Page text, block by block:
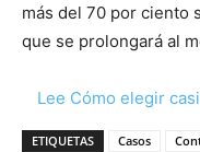
más del 70 por ciento
que se prolongará al
Lee Cómo elegir
ETIQUETAS Casos